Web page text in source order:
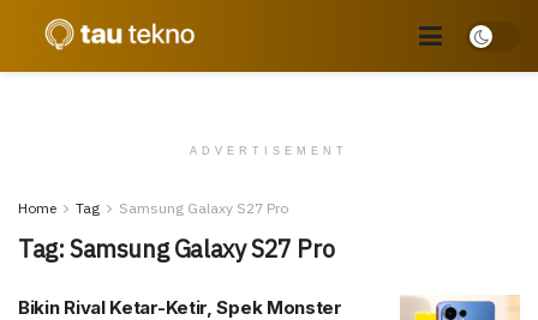
ADVERTISEMENT
Home Tag Samsung Galaxy S27 Pro
Tag:Samsung Galaxy S27 Pro
Bikin Rival Ketar-Ketir, Spek Monster